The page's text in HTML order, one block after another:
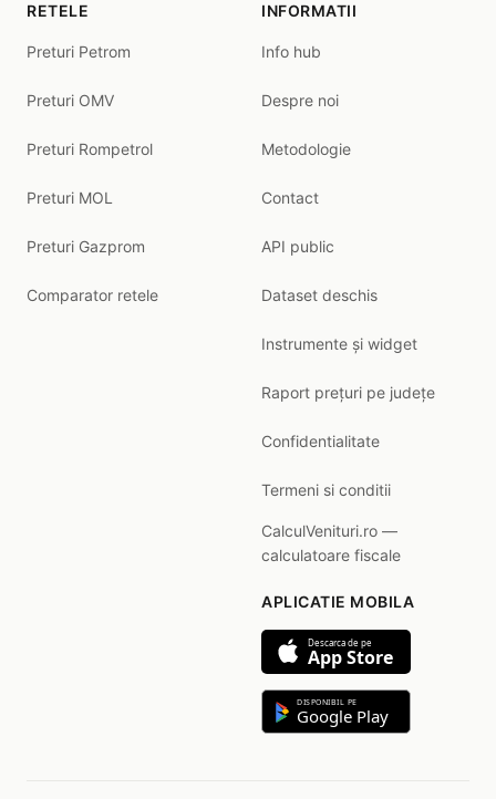
RETELE
Preturi Petrom
Preturi OMV
Preturi Rompetrol
Preturi MOL
Preturi Gazprom
Comparator retele
INFORMATII
Info hub
Despre noi
Metodologie
Contact
API public
Dataset deschis
Instrumente și widget
Raport prețuri pe județe
Confidentialitate
Termeni si conditii
CalculVenituri.ro —
calculatoare fiscale
APLICATIE MOBILA
Descarca de pe
App Store
DISPONIBIL PE
Google Play